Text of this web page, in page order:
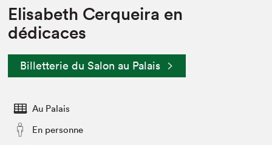
Espace médias
Actualités
Vidéos et Balados
Édition 2022
Planifier sa visite
Nous connaître
Projets partenaires 2022
Liens pratiques
Elisabeth Cerqueira en
dédicaces
Billetterie du Salon au Palais
Au Palais
En personne